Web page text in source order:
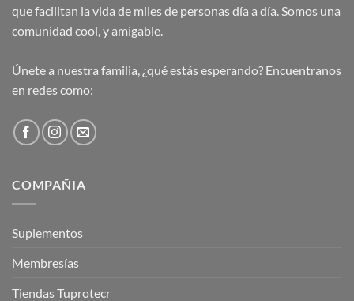
que facilitan la vida de miles de personas día a día. Somos una
comunidad cool, y amigable.
Únete a nuestra familia, ¿qué estás esperando? Encuentranos
en redes como:
COMPAÑIA
Suplementos
Membresías
Tiendas Tuprotecr